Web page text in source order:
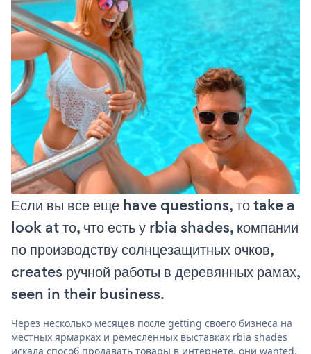
Если вы все еще have questions, то take a
look at то, что есть у rbia shades, компании
по производству солнцезащитных очков,
creates ручной работы в деревянных рамах,
seen in their business.
Через несколько месяцев после getting своего бизнеса на
местных ярмарках и ремесленных выставках rbia shades
искала способ продавать товары в интернете. они wanted,